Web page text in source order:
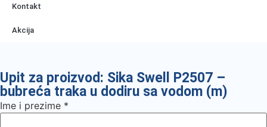
Kontakt
Akcija
Upit za proizvod: Sika Swell P2507 –
bubreća traka u dodiru sa vodom (m)
Ime i prezime *